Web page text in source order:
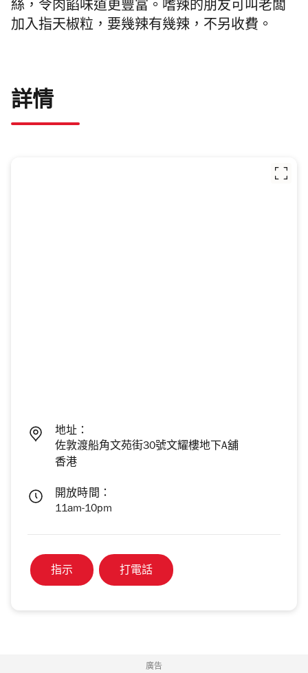
絲，令肉餡味道更豐富。嗜辣的朋友可叫老闆
加入指天椒粒，要幾辣有幾辣，不另收費。
詳情
地址：
佐敦渡船角文苑街30號文耀樓地下A舖
香港
開放時間：
11am-10pm
指示 打電話
廣告